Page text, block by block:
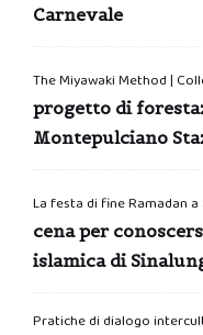
Carnevale
The Miyawaki Method |
progetto di
Montepulciano
La festa di fine Ramadan
cena per
islamica di
Pratiche di dialogo